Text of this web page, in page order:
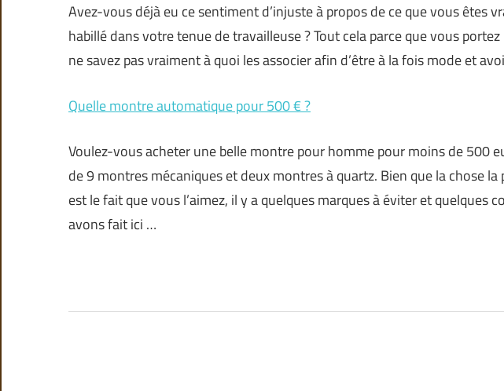
Avez-vous déjà eu ce sentiment d’injuste à propos de ce que vous êtes
habillé dans votre tenue de travailleuse ? Tout cela parce que vous
ne savez pas vraiment à quoi les associer afin d’être à la fois mode et
Quelle montre automatique pour 500 € ?
Voulez-vous acheter une belle montre pour homme pour moins de 500
de 9 montres mécaniques et deux montres à quartz. Bien que la chose
est le fait que vous l’aimez, il y a quelques marques à éviter et quelques
avons fait ici …